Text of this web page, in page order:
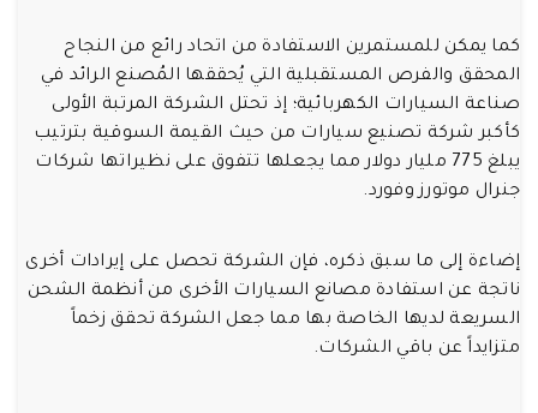
كما يمكن للمستمرين الاستفادة من اتحاد رائع من النجاح
المحقق والفرص المستقبلية التي يُحققها المُصنع الرائد في
صناعة السيارات الكهربائية؛ إذ تحتل الشركة المرتبة الأولى
كأكبر شركة تصنيع سيارات من حيث القيمة السوقية بترتيب
يبلغ 775 مليار دولار مما يجعلها تتفوق على نظيراتها شركات
جنرال موتورز وفورد.
إضاءة إلى ما سبق ذكره، فإن الشركة تحصل على إيرادات أخرى
ناتجة عن استفادة مصانع السيارات الأخرى من أنظمة الشحن
السريعة لديها الخاصة بها مما جعل الشركة تحقق زخماً
متزايداً عن باقي الشركات.